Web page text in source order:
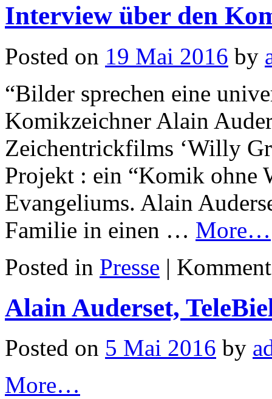
Interview über den
Posted on 19 Mai 2016 by
“Bilder sprechen eine
Komikzeichner Alain
Zeichentrickfilms ‘Willy
Projekt : ein “Komik ohne
Evangeliums. Alain
Familie in einen … More…
Posted in Presse |
Alain Auderset,
Posted on 5 Mai 2016 by
More…